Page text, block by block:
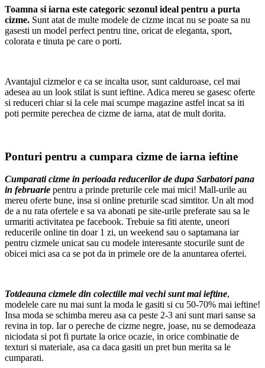
Toamna si iarna este categoric sezonul ideal pentru a purta
cizme. Sunt atat de multe modele de cizme incat nu se poate sa nu
gasesti un model perfect pentru tine, oricat de eleganta, sport,
colorata e tinuta pe care o porti.
Avantajul cizmelor e ca se incalta usor, sunt calduroase, cel mai
adesea au un look stilat is sunt ieftine. Adica mereu se gasesc oferte
si reduceri chiar si la cele mai scumpe magazine astfel incat sa iti
poti permite perechea de cizme de iarna, atat de mult dorita.
Ponturi pentru a cumpara cizme de iarna ieftine
Cumparati cizme in perioada reducerilor de dupa Sarbatori pana
in februarie pentru a prinde preturile cele mai mici! Mall-urile au
mereu oferte bune, insa si online preturile scad simtitor. Un alt mod
de a nu rata ofertele e sa va abonati pe site-urile preferate sau sa le
urmariti activitatea pe facebook. Trebuie sa fiti atente, uneori
reducerile online tin doar 1 zi, un weekend sau o saptamana iar
pentru cizmele unicat sau cu modele interesante stocurile sunt de
obicei mici asa ca se pot da in primele ore de la anuntarea ofertei.
Totdeauna cizmele din colectiile mai vechi sunt mai ieftine,
modelele care nu mai sunt la moda le gasiti si cu 50-70% mai ieftine!
Insa moda se schimba mereu asa ca peste 2-3 ani sunt mari sanse sa
revina in top. Iar o pereche de cizme negre, joase, nu se demodeaza
niciodata si pot fi purtate la orice ocazie, in orice combinatie de
texturi si materiale, asa ca daca gasiti un pret bun merita sa le
cumparati.